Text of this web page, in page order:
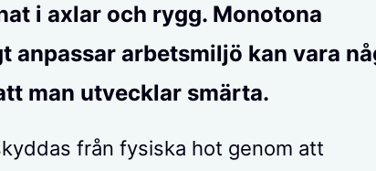
i axlar och rygg. Monotona
anpassar arbetsmiljö kan vara
man utvecklar smärta.
från fysiska hot genom att